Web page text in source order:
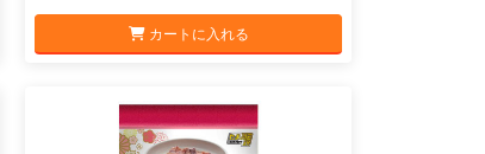
カートに入れる